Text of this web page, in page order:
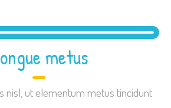
metus
nisl, ut elementum metus tincidunt